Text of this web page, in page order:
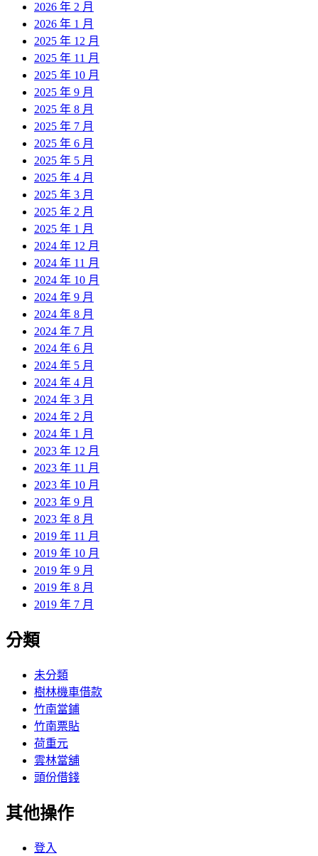
2026 年 2 月
2026 年 1 月
2025 年 12 月
2025 年 11 月
2025 年 10 月
2025 年 9 月
2025 年 8 月
2025 年 7 月
2025 年 6 月
2025 年 5 月
2025 年 4 月
2025 年 3 月
2025 年 2 月
2025 年 1 月
2024 年 12 月
2024 年 11 月
2024 年 10 月
2024 年 9 月
2024 年 8 月
2024 年 7 月
2024 年 6 月
2024 年 5 月
2024 年 4 月
2024 年 3 月
2024 年 2 月
2024 年 1 月
2023 年 12 月
2023 年 11 月
2023 年 10 月
2023 年 9 月
2023 年 8 月
2019 年 11 月
2019 年 10 月
2019 年 9 月
2019 年 8 月
2019 年 7 月
分類
未分類
樹林機車借款
竹南當鋪
竹南票貼
荷重元
雲林當舖
頭份借錢
其他操作
登入